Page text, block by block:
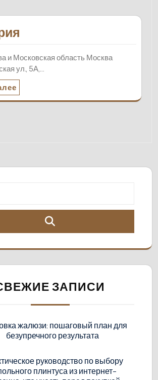
и Московская область Москва
ул., 5А,…
ЗАПИСИ
жалюзи: пошаговый план для
безупречного результата
руководство по выбору
плинтуса из интернет-